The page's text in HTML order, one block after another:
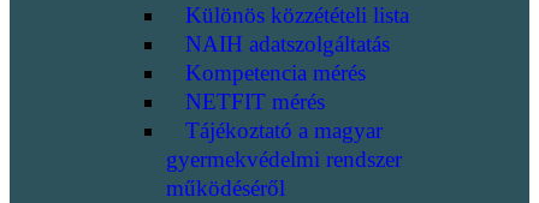
Különös közzétételi lista
NAIH adatszolgáltatás
Kompetencia mérés
NETFIT mérés
Tájékoztató a magyar
gyermekvédelmi rendszer
működéséről